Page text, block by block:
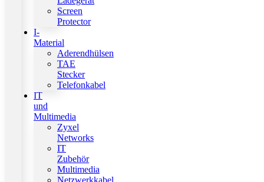
Screen
Protector
I-
Material
Aderendhülsen
TAE
Stecker
Telefonkabel
IT
und
Multimedia
Zyxel
Networks
IT
Zubehör
Multimedia
Netzwerkkabel